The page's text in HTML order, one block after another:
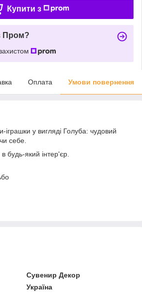
Купити з
Пром?
Оплата Умови повернення
у вигляді Голуба: чудовий
себе.
будь-який інтер'єр.
Сувенир Декор
Україна